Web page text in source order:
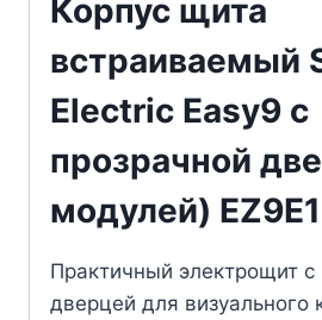
Корпус щита
встраиваемый
Electric Easy9 с
прозрачной
модулей)
Практичный электрощит с
дверцей для визуального